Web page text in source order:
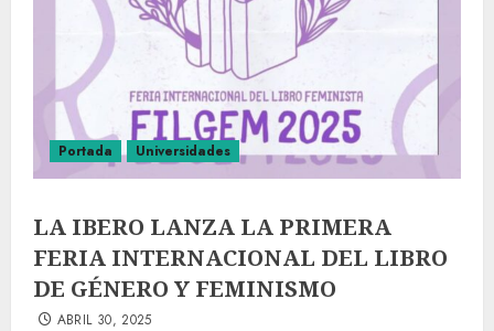
Portada Universidades
LA IBERO LANZA LA PRIMERA
FERIA INTERNACIONAL DEL LIBRO
DE GÉNERO Y FEMINISMO
ABRIL 30, 2025